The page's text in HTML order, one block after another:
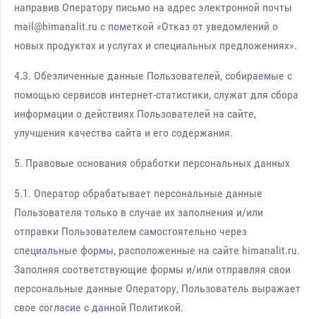
направив Оператору письмо на адрес электронной почты
mail@himanalit.ru с пометкой «Отказ от уведомлений о
новых продуктах и услугах и специальных предложениях».
4.3. Обезличенные данные Пользователей, собираемые с
помощью сервисов интернет-статистики, служат для сбора
информации о действиях Пользователей на сайте,
улучшения качества сайта и его содержания.
5. Правовые основания обработки персональных данных
5.1. Оператор обрабатывает персональные данные
Пользователя только в случае их заполнения и/или
отправки Пользователем самостоятельно через
специальные формы, расположенные на сайте himanalit.ru.
Заполняя соответствующие формы и/или отправляя свои
персональные данные Оператору, Пользователь выражает
свое согласие с данной Политикой.